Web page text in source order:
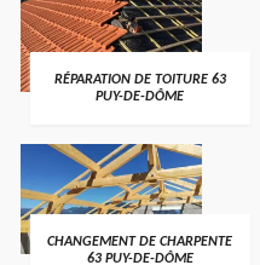
RÉPARATION DE TOITURE 63
PUY-DE-DÔME
CHANGEMENT DE CHARPENTE
63 PUY-DE-DÔME